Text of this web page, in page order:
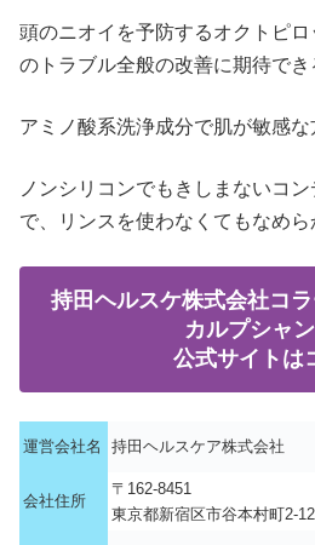
頭のニオイを予防するオクトピ
のトラブル全般の改善に期待でき
アミノ酸系洗浄成分で肌が敏感な
ノンシリコンでもきしまないコ
で、リンスを使わなくてもなめら
持田ヘルスケ株式会社コ
カルプシャ
公式サイトは
運営会社名 持田ヘルスケア株式会社
会社住所
〒162-8451
東京都新宿区市谷本村町2-